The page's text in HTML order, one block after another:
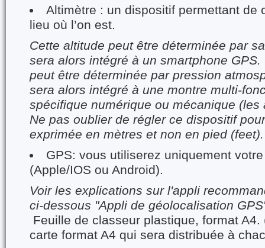
Altimètre : un dispositif permettant de
lieu où l’on est.
Cette altitude peut être déterminée par
sera alors intégré à un smartphone GPS.
peut être déterminée par pression
sera alors intégré à une montre multi-
spécifique numérique ou mécanique (les
Ne pas oublier de régler ce dispositif
exprimée en mètres et non en pied (feet).
GPS: vous utiliserez uniquement
(Apple/IOS ou Android).
Voir les explications sur l'appli
ci-dessous "Appli de géolocalisation
Feuille de classeur plastique, format
carte format A4 qui sera distribuée à